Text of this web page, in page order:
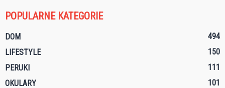
POPULARNE KATEGORIE
DOM
494
LIFESTYLE
150
PERUKI
111
OKULARY
101